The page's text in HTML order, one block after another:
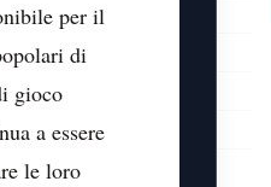
per il
di
gioco
a essere
le loro